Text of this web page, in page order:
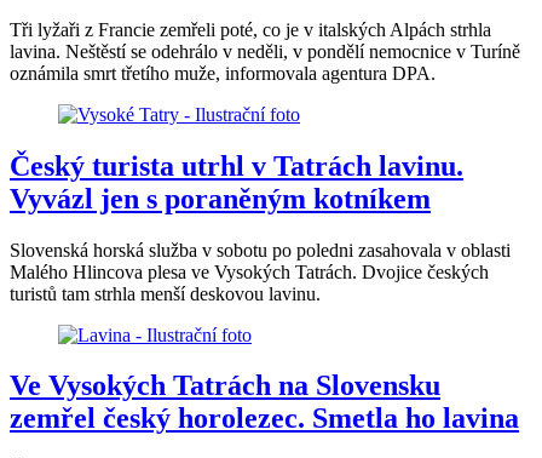
Tři lyžaři z Francie zemřeli poté, co je v italských Alpách strhla
lavina. Neštěstí se odehrálo v neděli, v pondělí nemocnice v Turíně
oznámila smrt třetího muže, informovala agentura DPA.
Český turista utrhl v Tatrách lavinu.
Vyvázl jen s poraněným kotníkem
Slovenská horská služba v sobotu po poledni zasahovala v oblasti
Malého Hlincova plesa ve Vysokých Tatrách. Dvojice českých
turistů tam strhla menší deskovou lavinu.
Ve Vysokých Tatrách na Slovensku
zemřel český horolezec. Smetla ho lavina